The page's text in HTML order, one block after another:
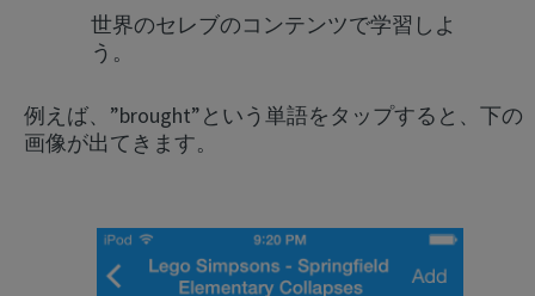
世界のセレブのコンテンツで学習しよ
う。
例えば、”brought”という単語をタップすると、下の
画像が出てきます。